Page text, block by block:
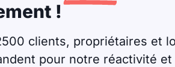
!
clients, propriétaires et
pour notre réactivité